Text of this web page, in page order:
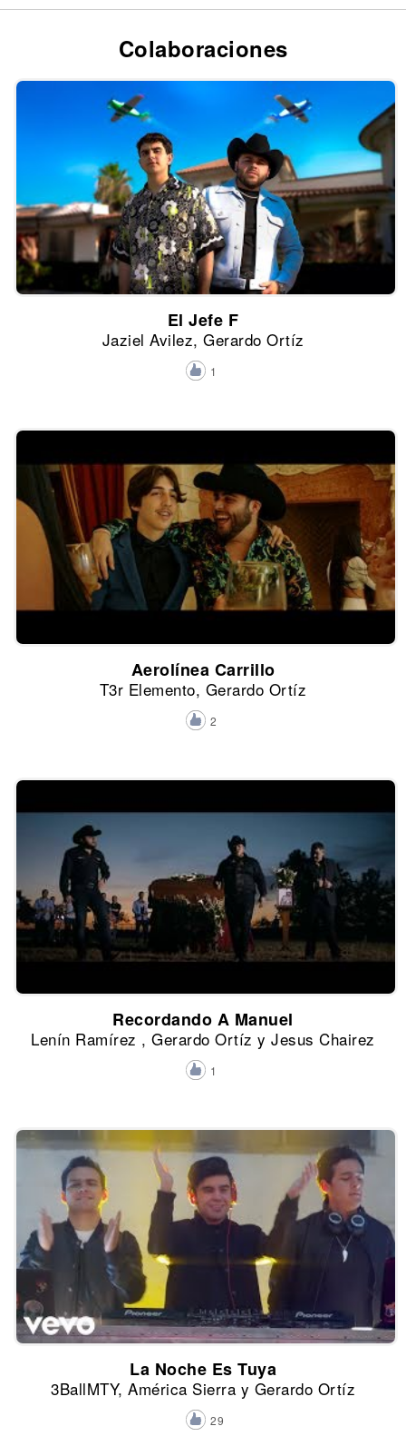
Colaboraciones
El Jefe F
Jaziel Avilez, Gerardo Ortíz
1
Aerolínea Carrillo
T3r Elemento, Gerardo Ortíz
2
Recordando A Manuel
Lenín Ramírez , Gerardo Ortíz y Jesus Chairez
1
La Noche Es Tuya
3BallMTY, América Sierra y Gerardo Ortíz
29